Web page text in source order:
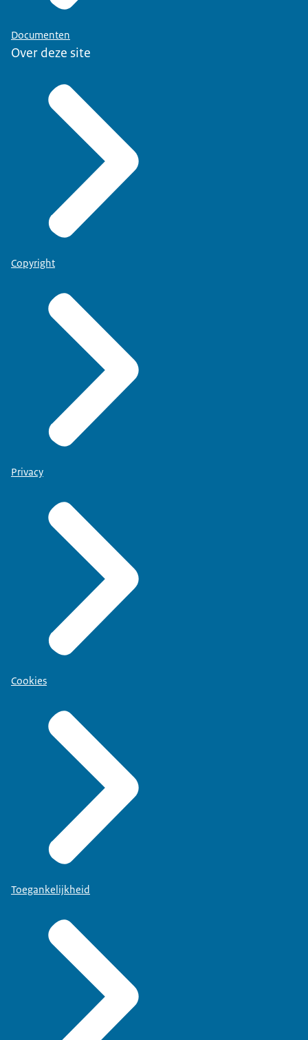
Documenten
Over deze site
Copyright
Privacy
Cookies
Toegankelijkheid